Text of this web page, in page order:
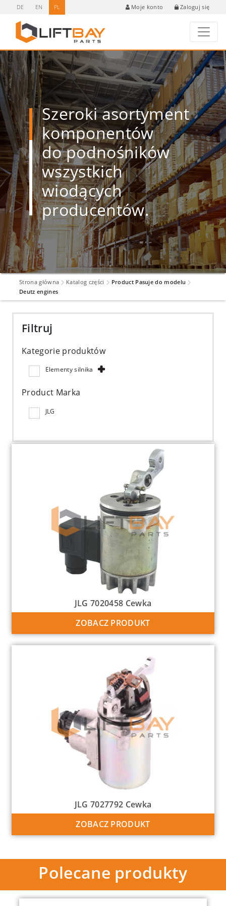
DE EN PL Moje konto Zaloguj się
Szeroki asortyment
komponentów
do podnośników
wszystkich
wiodących
producentów.
Strona główna Katalog części
Product Pasuje do modelu
Deutz engines
Filtruj
Kategorie produktów
Elementy silnika
Product Marka
JLG
JLG 7020458 Cewka
ZOBACZ PRODUKT
JLG 7027792 Cewka
ZOBACZ PRODUKT
Polecane produkty